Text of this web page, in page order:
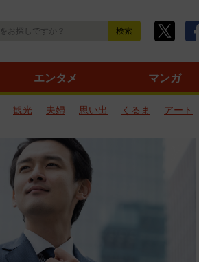
エンタメ マンガ
観光 夫婦 思い出 くるま
アート